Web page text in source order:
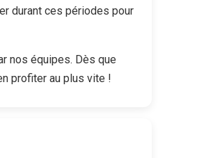
durant ces périodes pour
nos équipes. Dès que
profiter au plus vite !